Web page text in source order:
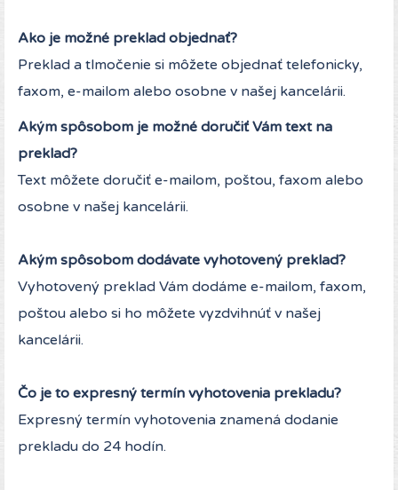
Ako je možné preklad objednať?
Preklad a tlmočenie si môžete objednať telefonicky,
faxom, e-mailom alebo osobne v našej kancelárii.
Akým spôsobom je možné doručiť Vám text na
preklad?
Text môžete doručiť e-mailom, poštou, faxom alebo
osobne v našej kancelárii.
Akým spôsobom dodávate vyhotovený preklad?
Vyhotovený preklad Vám dodáme e-mailom, faxom,
poštou alebo si ho môžete vyzdvihnúť v našej
kancelárii.
Čo je to expresný termín vyhotovenia prekladu?
Expresný termín vyhotovenia znamená dodanie
prekladu do 24 hodín.